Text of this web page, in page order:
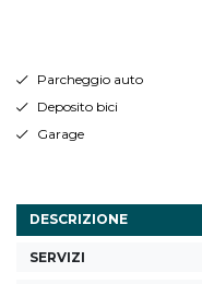
Parcheggio auto
Deposito bici
Garage
DESCRIZIONE
SERVIZI